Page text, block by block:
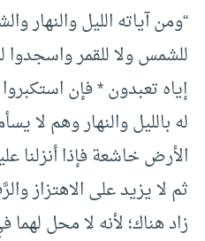
“ومن آياته الليل والنهار
للشمس ولا للقمر واسجدوا
إياه تعبدون * فإن
له بالليل والنهار وهم لا
الأرض خاشعة فإذا أنزلنا
ثم لا يزيد على الاهتزاز
زاد هناك؛ لأنه لا محل